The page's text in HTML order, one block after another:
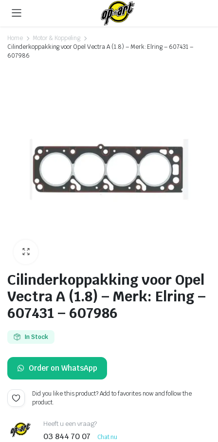
Home
Motor & Koppeling
Cilinderkoppakking voor Opel Vectra A (1.8) – Merk: Elring – 607431 –
607986
Cilinderkoppakking voor Opel
Vectra A (1.8) – Merk: Elring –
607431 – 607986
In Stock
Order on WhatsApp
Did you like this product? Add to favorites now and follow the
product.
Heeft u een vraag?
03 844 70 07 Chat nu